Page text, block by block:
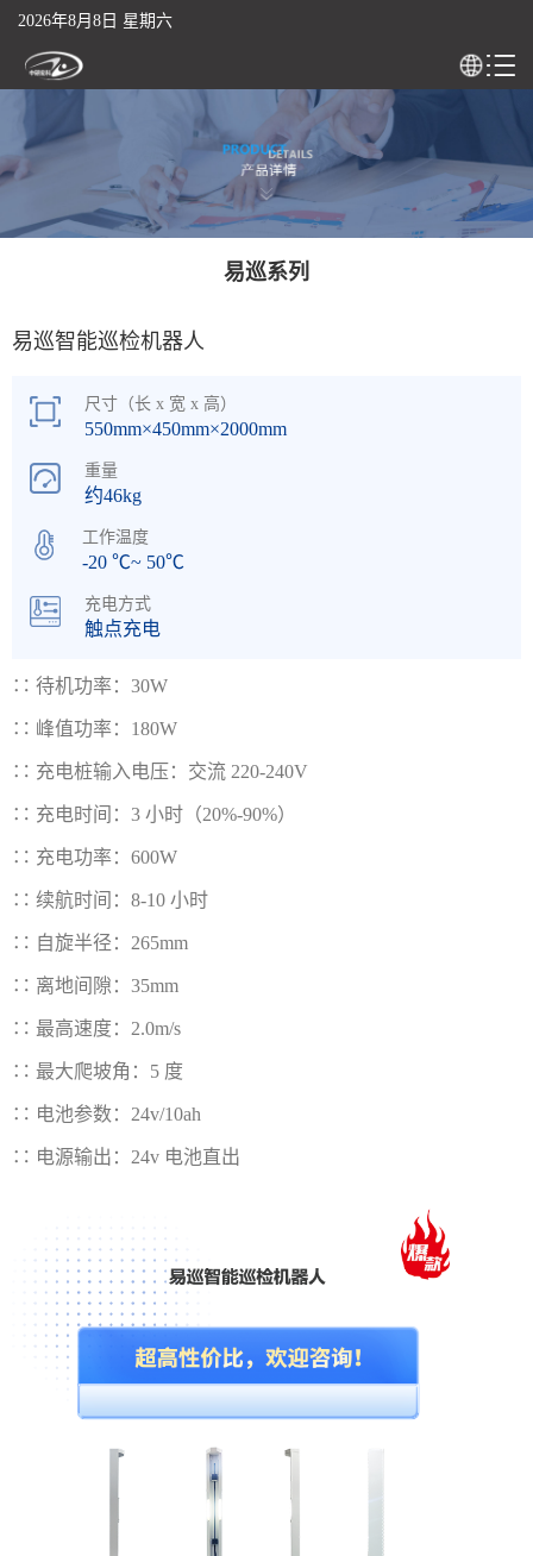
2026年8月8日 星期六
易巡系列
易巡智能巡检机器人
尺寸（长 x 宽 x 高）
550mm×450mm×2000mm
重量
约46kg
工作温度
-20 ℃~ 50℃
充电方式
触点充电
∷ 待机功率：30W
∷ 峰值功率：180W
∷ 充电桩输入电压：交流 220-240V
∷ 充电时间：3 小时（20%-90%）
∷ 充电功率：600W
∷ 续航时间：8-10 小时
∷ 自旋半径：265mm
∷ 离地间隙：35mm
∷ 最高速度：2.0m/s
∷ 最大爬坡角：5 度
∷ 电池参数：24v/10ah
∷ 电源输出：24v 电池直出